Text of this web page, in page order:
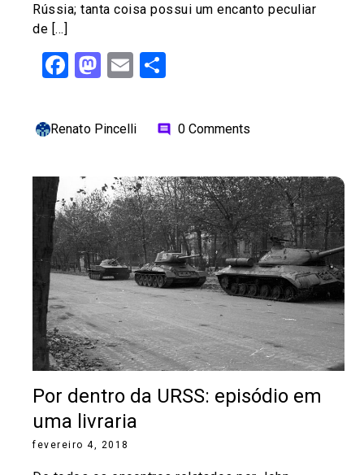
Rússia; tanta coisa possui um encanto peculiar
de […]
Facebook
Mastodon
Email
Renato Pincelli comment 0 Comments
Por dentro da URSS: episódio em
uma livraria
fevereiro 4, 2018